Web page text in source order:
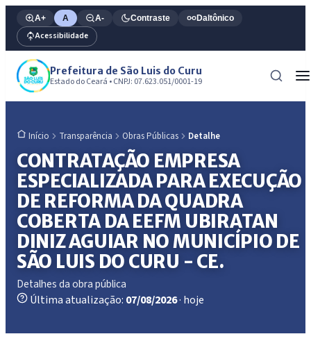
A+ A A- Contraste Daltônico
Acessibilidade
Prefeitura de São Luis do Curu
Estado do Ceará • CNPJ: 07.623.051/0001-19
Início Transparência Obras Públicas Detalhe
CONTRATAÇÃO EMPRESA
ESPECIALIZADA PARA EXECUÇÃO
DE REFORMA DA QUADRA
COBERTA DA EEFM UBIRATAN
DINIZ AGUIAR NO MUNICÍPIO DE
SÃO LUIS DO CURU - CE.
Detalhes da obra pública
Última atualização: 07/08/2026· hoje